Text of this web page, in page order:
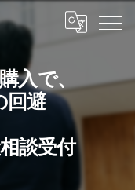
入で、
回避
談受付